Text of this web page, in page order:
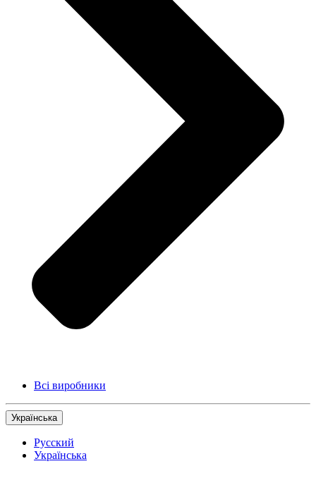
Всі виробники
Українська
Русский
Українська